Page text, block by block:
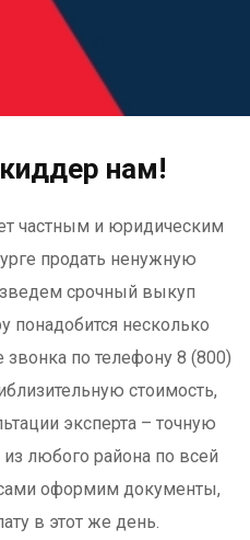
нам!
частным и юридическим
продать ненужную
срочный выкуп
понадобится несколько
звонка по телефону 8 (800)
стоимость,
эксперта – точную
любого района по всей
оформим документы,
в этот же день.